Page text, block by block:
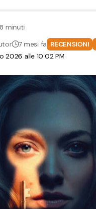
2026 alle 10:02 PM
7 mesi fa RECENSIONI
minuti